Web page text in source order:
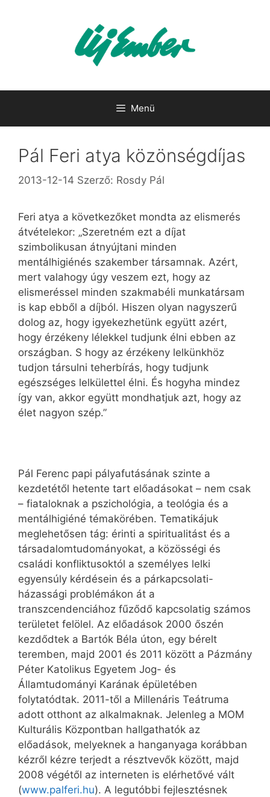
Menü
Pál Feri atya közönségdíjas
2013-12-14 Szerző: Rosdy Pál
Feri atya a következőket mondta az elismerés
átvételekor: „Szeretném ezt a díjat
szimbolikusan átnyújtani minden
mentálhigiénés szakember társamnak. Azért,
mert valahogy úgy veszem ezt, hogy az
elismeréssel minden szakmabéli munkatársam
is kap ebből a díjból. Hiszen olyan nagyszerű
dolog az, hogy igyekezhetünk együtt azért,
hogy érzékeny lélekkel tudjunk élni ebben az
országban. S hogy az érzékeny lelkünkhöz
tudjon társulni teherbírás, hogy tudjunk
egészséges lelkülettel élni. És hogyha mindez
így van, akkor együtt mondhatjuk azt, hogy az
élet nagyon szép.”
Pál Ferenc papi pályafutásának szinte a
kezdetétől hetente tart előadásokat – nem csak
– fiataloknak a pszichológia, a teológia és a
mentálhigiéné témakörében. Tematikájuk
meglehetősen tág: érinti a spiritualitást és a
társadalomtudományokat, a közösségi és
családi konfliktusoktól a személyes lelki
egyensúly kérdésein és a párkapcsolati-
házassági problémákon át a
transzcendenciához fűződő kapcsolatig számos
területet felölel. Az előadások 2000 őszén
kezdődtek a Bartók Béla úton, egy bérelt
teremben, majd 2001 és 2011 között a Pázmány
Péter Katolikus Egyetem Jog- és
Államtudományi Karának épületében
folytatódtak. 2011-től a Millenáris Teátruma
adott otthont az alkalmaknak. Jelenleg a MOM
Kulturális Központban hallgathatók az
előadások, melyeknek a hanganyaga korábban
kézről kézre terjedt a résztvevők között, majd
2008 végétől az interneten is elérhetővé vált
(www.palferi.hu). A legutóbbi fejlesztésnek